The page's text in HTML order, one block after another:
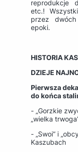
reprodukcje
etc.!
przez
epoki.
HISTORIA
DZIEJE
Pierwsza
do końca
- „Gorzkie
„wielka
- „Swoi” i
Kaszubach